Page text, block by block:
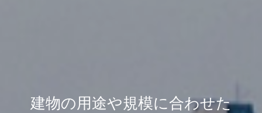
建物の用途や規模に合わせた